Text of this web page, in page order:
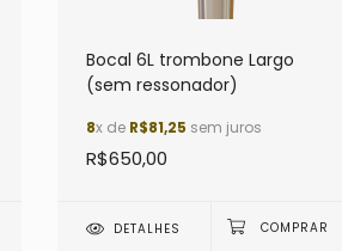
Bocal 6L trombone Largo
(sem ressonador)
8x de R$81,25 sem juros
R$650,00
DETALHES